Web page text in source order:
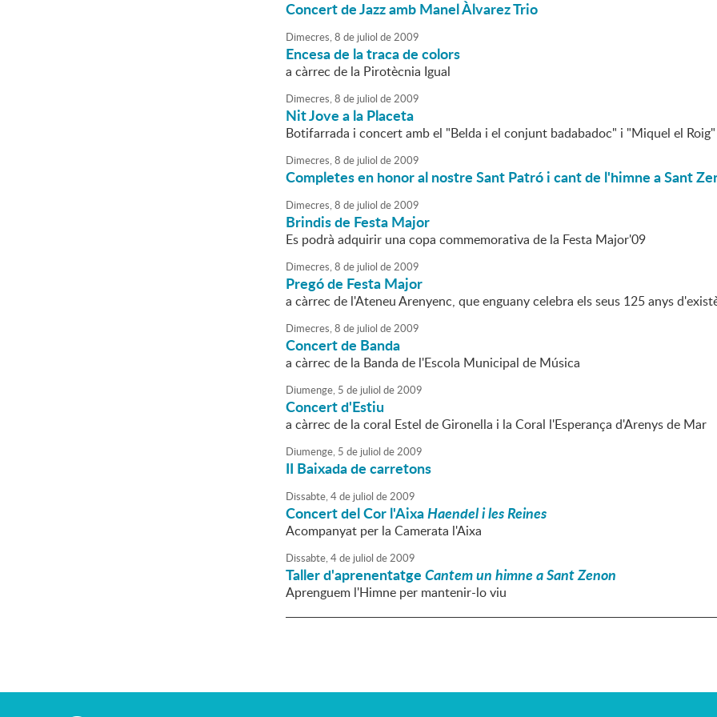
Concert de Jazz amb Manel Àlvarez Trio
Dimecres,8 de juliol de2009
Encesa de la traca de colors
a càrrec de la Pirotècnia Igual
Dimecres,8 de juliol de2009
Nit Jove a la Placeta
Botifarrada i concert amb el "Belda i el conjunt badabadoc" i "Miquel el Roig"
Dimecres,8 de juliol de2009
Completes en honor al nostre Sant Patró i cant de l'himne a Sant
Dimecres,8 de juliol de2009
Brindis de Festa Major
Es podrà adquirir una copa commemorativa de la Festa Major'09
Dimecres,8 de juliol de2009
Pregó de Festa Major
a càrrec de l'Ateneu Arenyenc, que enguany celebra els seus 125 anys
Dimecres,8 de juliol de2009
Concert de Banda
a càrrec de la Banda de l'Escola Municipal de Música
Diumenge, 5 de juliol de2009
Concert d'Estiu
a càrrec de la coral Estel de Gironella i la Coral l'Esperança d'Arenys de Mar
Diumenge, 5 de juliol de2009
II Baixada de carretons
Dissabte,4de juliol de2009
Concert del Cor l'AixaHaendel i les Reines
Acompanyat per la Camerata l'Aixa
Dissabte,4de juliol de2009
Taller d'aprenentatgeCantem un himne a Sant Zenon
Aprenguem l'Himne per mantenir-lo viu